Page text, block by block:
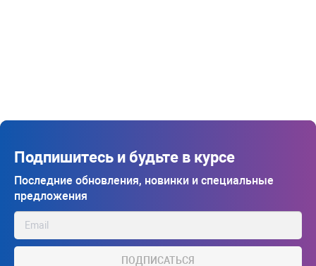
Подпишитесь и будьте в курсе
Последние обновления, новинки и специальные
предложения
ПОДПИСАТЬСЯ